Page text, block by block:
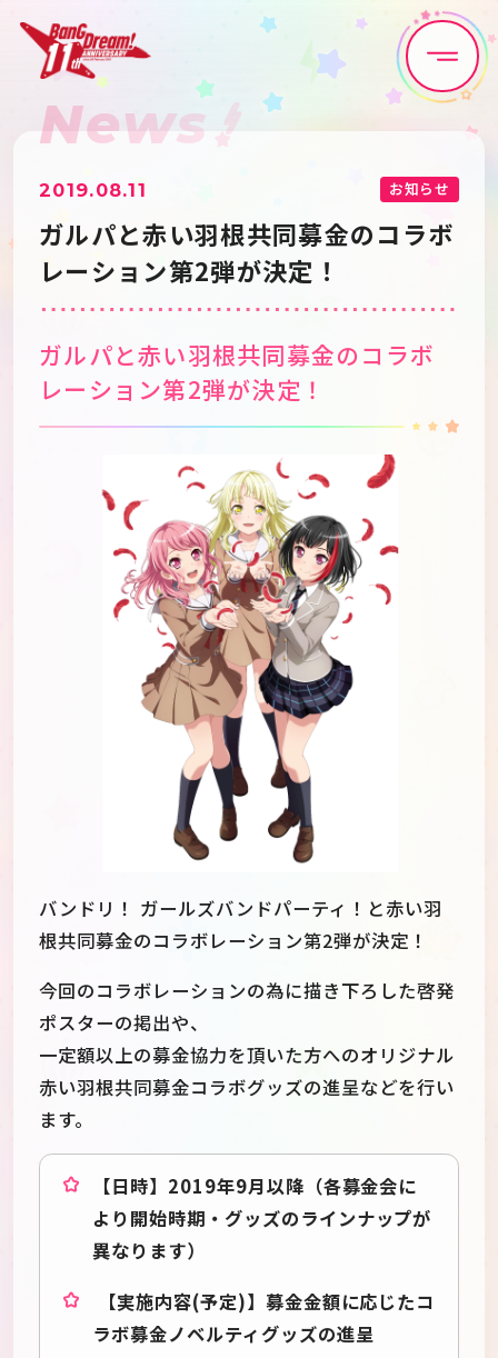
Home News
Live•Event Discography
Artist Anime
Schedule About
Goods
News
2019.08.11 お知らせ
ガルパと赤い羽根共同募金のコラボ
レーション第2弾が決定！
ガルパと赤い羽根共同募金のコラボ
レーション第2弾が決定！
バンドリ！ ガールズバンドパーティ！と赤い羽
根共同募金のコラボレーション第2弾が決定！
今回のコラボレーションの為に描き下ろした啓発
ポスターの掲出や、
一定額以上の募金協力を頂いた方へのオリジナル
赤い羽根共同募金コラボグッズの進呈などを行い
ます。
【日時】2019年9月以降（各募金会に
より開始時期・グッズのラインナップが
異なります）
【実施内容(予定)】募金金額に応じたコ
ラボ募金ノベルティグッズの進呈